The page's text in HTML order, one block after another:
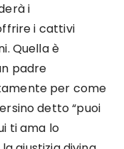
i
i cattivi
Quella è
padre
per come
detto “puoi
ti ama lo